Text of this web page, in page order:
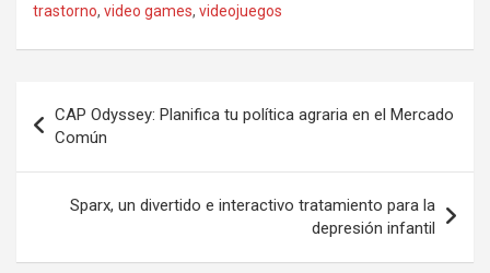
trastorno, video games, videojuegos
de
entradas
CAP Odyssey: Planifica tu política agraria en el Mercado
Común
Sparx, un divertido e interactivo tratamiento para la
depresión infantil